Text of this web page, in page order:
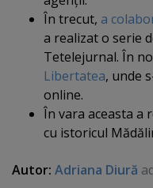
În trecut, a
a realizat o serie
Tetelejurnal. În
Libertatea, unde
online.
În vara aceasta a
cu istoricul
Autor: Adriana Diură